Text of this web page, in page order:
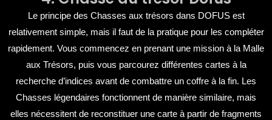
Le principe des Chasses aux trésors dans DOFUS est
relativement simple, mais il faut de la pratique pour les compléter
rapidement. Vous commencez en prenant une mission à la Malle
aux Trésors, puis vous parcourez différentes cartes à la
recherche d’indices avant de combattre un coffre à la fin. Les
Chasses légendaires fonctionnent de manière similaire, mais
elles nécessitent de reconstituer une carte à partir de fragments